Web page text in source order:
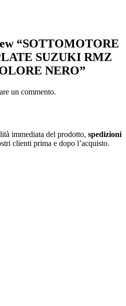
“SOTTOMOTORE
SUZUKI RMZ
NERO”
un commento.
immediata del prodotto, spedizioni
clienti prima e dopo l’acquisto.